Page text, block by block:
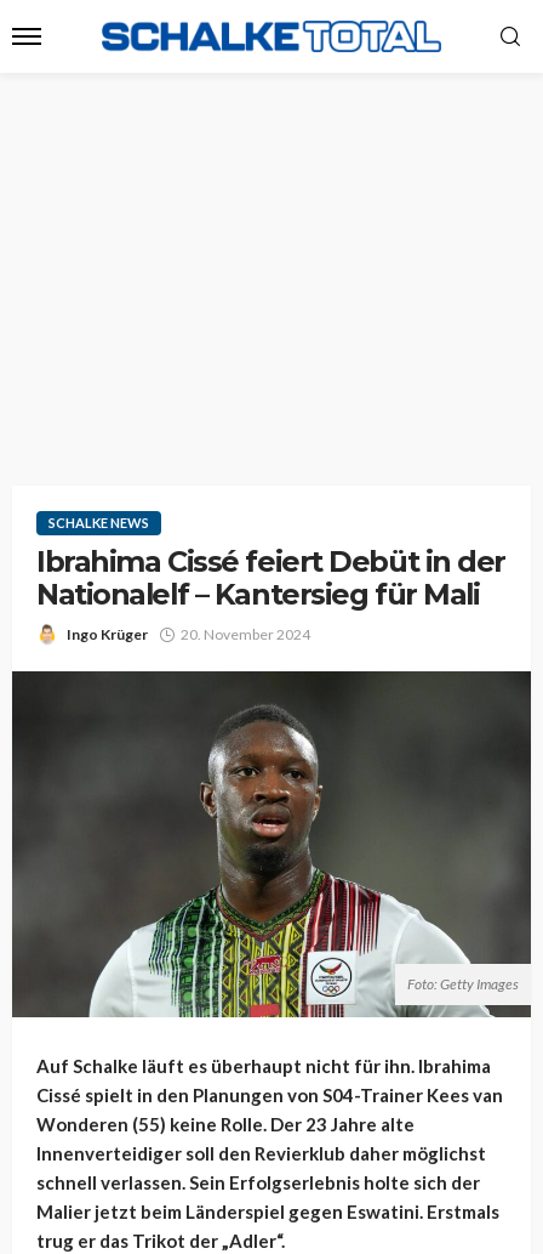
SCHALKE NEWS
Ibrahima Cissé feiert Debüt in der
Nationalelf – Kantersieg für Mali
Ingo Krüger 20. November 2024
Foto: Getty Images
Auf Schalke läuft es überhaupt nicht für ihn. Ibrahima
Cissé spielt in den Planungen von S04-Trainer Kees van
Wonderen (55) keine Rolle. Der 23 Jahre alte
Innenverteidiger soll den Revierklub daher möglichst
schnell verlassen. Sein Erfolgserlebnis holte sich der
Malier jetzt beim Länderspiel gegen Eswatini. Erstmals
trug er das Trikot der „Adler“.